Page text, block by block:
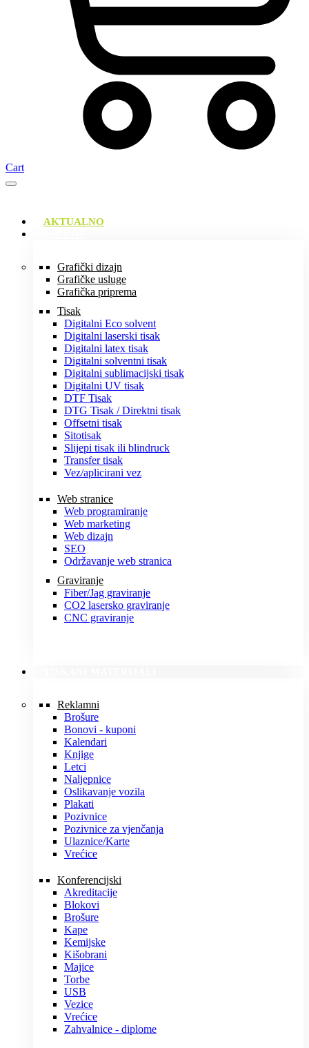
Cart
AKTUALNO
Grafički dizajn
Grafičke usluge
Grafička priprema
Tisak
Digitalni Eco solvent
Digitalni laserski tisak
Digitalni latex tisak
Digitalni solventni tisak
Digitalni sublimacijski tisak
Digitalni UV tisak
DTF Tisak
DTG Tisak / Direktni tisak
Offsetni tisak
Sitotisak
Slijepi tisak ili blindruck
Transfer tisak
Vez/aplicirani vez
Web stranice
Web programiranje
Web marketing
Web dizajn
SEO
Održavanje web stranica
Graviranje
Fiber/Jag graviranje
CO2 lasersko graviranje
CNC graviranje
Reklamni
Brošure
Bonovi - kuponi
Kalendari
Knjige
Letci
Naljepnice
Oslikavanje vozila
Plakati
Pozivnice
Pozivnice za vjenčanja
Ulaznice/Karte
Vrećice
Konferencijski
Akreditacije
Blokovi
Brošure
Kape
Kemijske
Kišobrani
Majice
Torbe
USB
Vezice
Vrećice
Zahvalnice - diplome